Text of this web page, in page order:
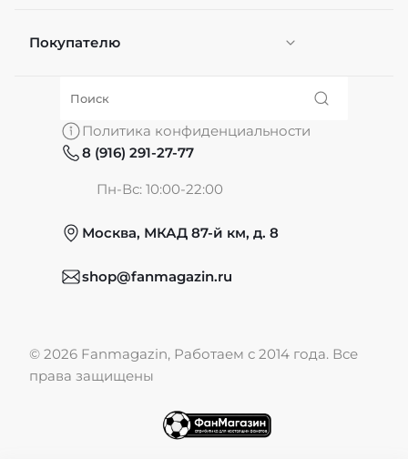
Персонификация
Покупателю
О нас
Обмен и возврат
Публичная оферта
Политика конфиденциальности
8 (916) 291-27-77
Пн-Вс: 10:00-22:00
Москва, МКАД 87-й км, д. 8
shop@fanmagazin.ru
© 2026 Fanmagazin, Работаем с 2014 года. Все
права защищены